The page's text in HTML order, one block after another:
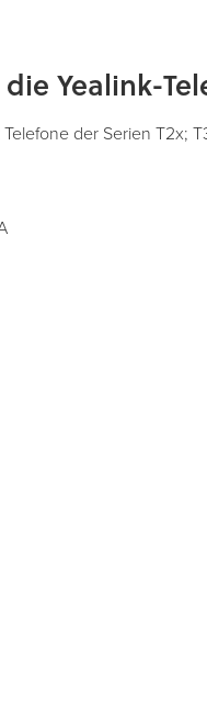
Yealink-
der Serien T2x;